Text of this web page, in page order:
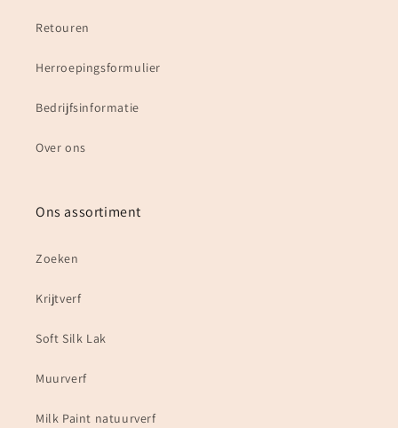
Retouren
Herroepingsformulier
Bedrijfsinformatie
Over ons
Ons assortiment
Zoeken
Krijtverf
Soft Silk Lak
Muurverf
Milk Paint natuurverf